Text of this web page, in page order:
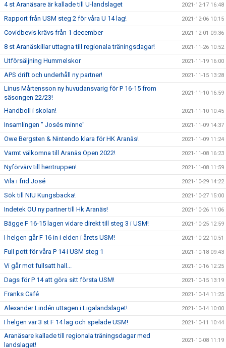
4 st Aranäsare är kallade till U-landslaget 2021-12-17 16:48
Rapport från USM steg 2 för våra U 14 lag! 2021-12-06 10:15
Covidbevis krävs från 1 december 2021-12-01 09:36
8 st Aranäskillar uttagna till regionala träningsdagar! 2021-11-26 10:52
Utförsäljning Hummelskor 2021-11-19 16:00
APS drift och underhåll ny partner! 2021-11-15 13:28
Linus Mårtensson ny huvudansvarig för P 16-15 from
säsongen 22/23!
2021-11-10 16:59
Handboll i skolan! 2021-11-10 10:45
Insamlingen " Josés minne" 2021-11-09 14:37
Owe Bergsten & Nintendo klara för HK Aranäs! 2021-11-09 11:24
Varmt välkomna till Aranäs Open 2022! 2021-11-08 16:23
Nyförvärv till herrtruppen! 2021-11-08 11:59
Vila i frid José 2021-10-29 14:22
Sök till NIU Kungsbacka! 2021-10-27 15:00
Indetek OU ny partner till Hk Aranäs! 2021-10-26 11:06
Bägge F 16-15 lagen vidare direkt till steg 3 i USM! 2021-10-25 12:59
I helgen går F 16 in i elden i årets USM! 2021-10-22 10:51
Full pott för våra P 14 i USM steg 1 2021-10-18 09:43
Vi går mot fullsatt hall... 2021-10-16 12:25
Dags för P 14 att göra sitt första USM! 2021-10-15 13:19
Franks Café 2021-10-14 11:25
Alexander Lindén uttagen i Ligalandslaget! 2021-10-14 10:00
I helgen var 3 st F 14 lag och spelade USM! 2021-10-11 10:44
Aranäsare kallade till regionala träningsdagar med
landslaget!
2021-10-08 11:19